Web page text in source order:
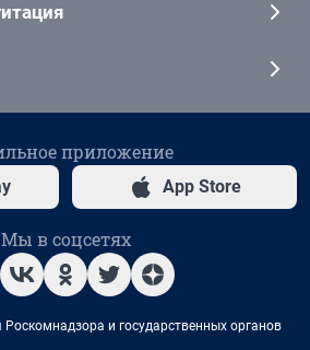
приложение
App Store
Мы в соцсетях
и государственных органов